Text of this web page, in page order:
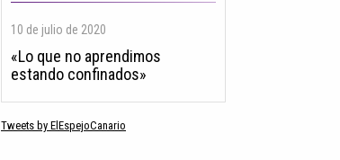
10 de julio de 2020
«Lo que no aprendimos
estando confinados»
Tweets by ElEspejoCanario